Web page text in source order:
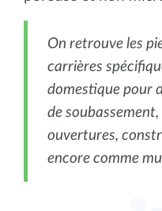
On retrouve les
carrières
domestique pour
de
ouvertures,
encore comme